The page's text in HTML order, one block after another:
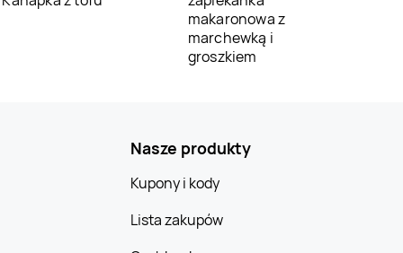
makaronowa z
marchewką i
groszkiem
Nasze produkty
Kupony i kody
Lista zakupów